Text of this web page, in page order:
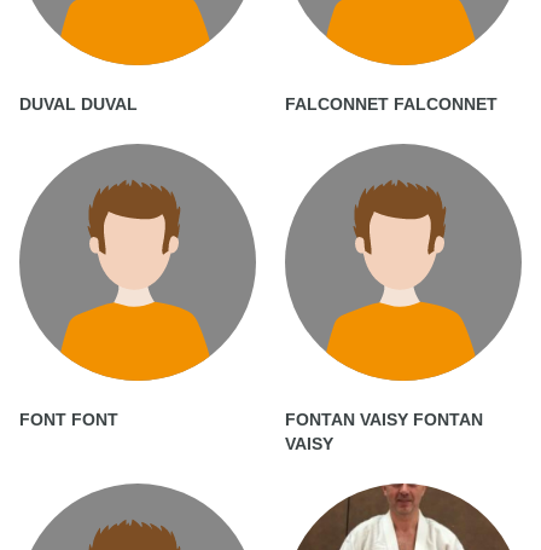
DUVAL DUVAL FALCONNET FALCONNET
FONT FONT
FONTAN VAISY FONTAN
VAISY